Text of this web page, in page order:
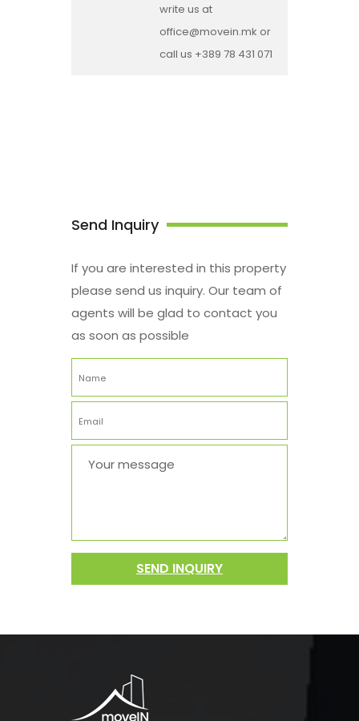
write us at
office@movein.mk or
call us +389 78 431 071
Send Inquiry
If you are interested in this property
please send us inquiry. Our team of
agents will be glad to contact you
as soon as possible
SEND INQUIRY